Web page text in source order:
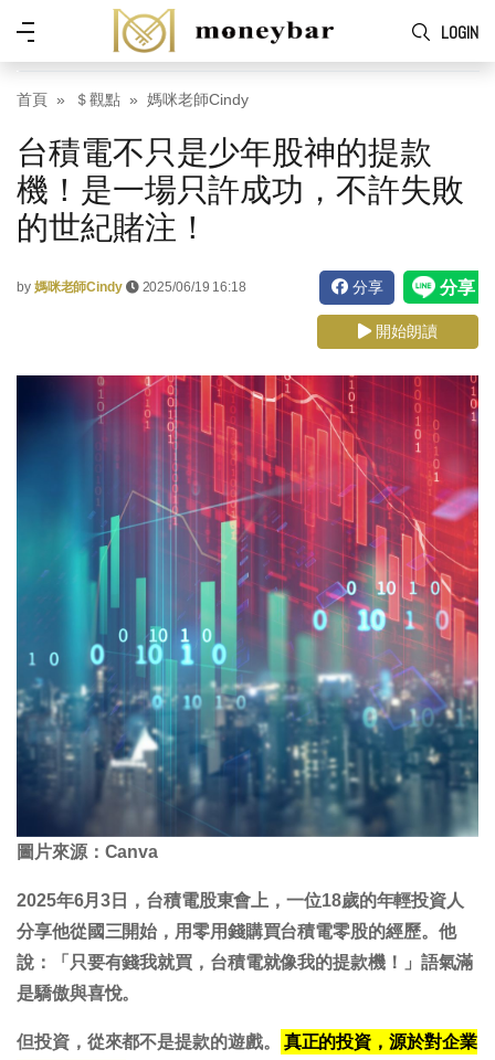
Skip to main content
LOGIN
功
能
表
首頁 ＄觀點 媽咪老師Cindy
台積電不只是少年股神的提款
機！是一場只許成功，不許失敗
的世紀賭注！
by 媽咪老師Cindy 2025/06/19 16:18 分享
開始朗讀
圖片來源：Canva
2025年6月3日，台積電股東會上，一位18歲的年輕投資人
分享他從國三開始，用零用錢購買台積電零股的經歷。他
說：「只要有錢我就買，台積電就像我的提款機！」語氣滿
是驕傲與喜悅。
但投資，從來都不是提款的遊戲。
真正的投資，源於對企業